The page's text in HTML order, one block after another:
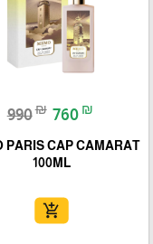
990₪ 760 ₪
PARIS CAP CAMARAT
100ML
add_shopping_cart